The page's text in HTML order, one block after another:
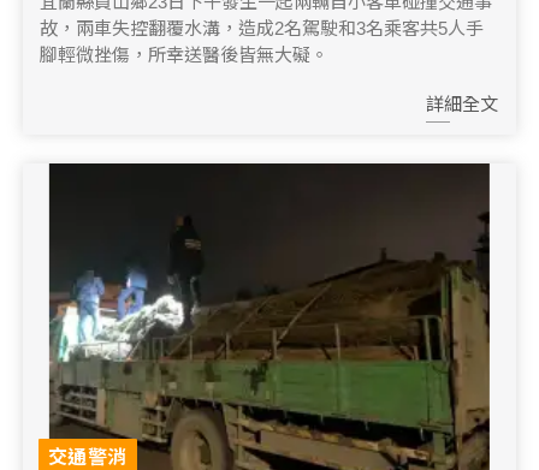
運動賽事
故，兩車失控翻覆水溝，造成2名駕駛和3名乘客共5人手
腳輕微挫傷，所幸送醫後皆無大礙。
詳細全文
交通警消